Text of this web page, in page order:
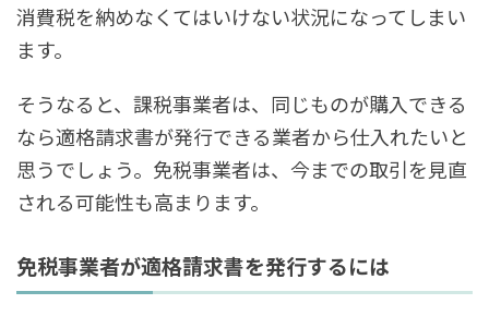
消費税を納めなくてはいけない状況になってしまい
ます。
そうなると、課税事業者は、同じものが購入できる
なら適格請求書が発行できる業者から仕入れたいと
思うでしょう。免税事業者は、今までの取引を見直
される可能性も高まります。
免税事業者が適格請求書を発行するには